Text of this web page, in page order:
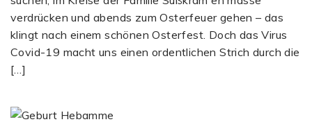
verdrücken und abends zum Osterfeuer gehen – das
klingt nach einem schönen Osterfest. Doch das Virus
Covid-19 macht uns einen ordentlichen Strich durch die
[…]